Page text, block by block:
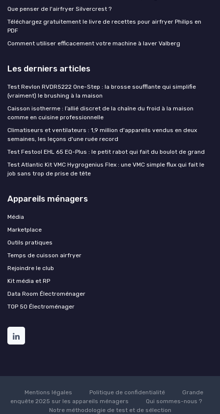
Que penser de l'airfryer Silvercrest ?
Téléchargez gratuitement le livre de recettes pour airfryer Philips en
PDF
Comment utiliser efficacement votre machine à laver Valberg
Les derniers articles
Test Revlon RVDR5222 One-Step : la brosse soufflante qui simplifie
(vraiment) le brushing à la maison
Caisson isotherme : l’allié discret de la chaîne du froid à la maison
comme en cuisine professionnelle
Climatiseurs et ventilateurs : 1,9 million d'appareils vendus en deux
semaines, les leçons d'une ruée record
Test Festool EHL 65 EQ-Plus : le petit rabot qui fait du boulot de grand
Test Atlantic Kit VMC Hygrogenius Flex : une VMC simple flux qui fait le
job sans trop de prise de tête
Appareils ménagers
Média
Marketplace
Outils pratiques
Temps de cuisson airfryer
Rejoindre le club
Kit média et RP
Data Room Électroménager
TOP 50 Électroménager
Mentions légales Politique de confidentialité
Grande
enquête 2025 sur les appareils ménagers
Qui sommes-nous ?
Notre méthodologie de test et de sélection